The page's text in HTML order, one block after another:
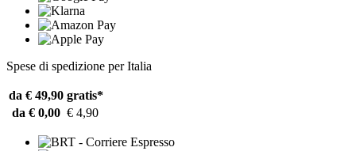
Spese di spedizione per Italia
da € 49,90 gratis*
da € 0,00 € 4,90